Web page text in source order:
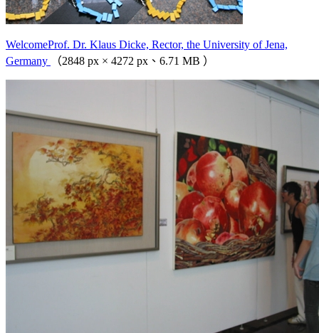
WelcomeProf. Dr. Klaus Dicke, Rector, the University of Jena,
Germany
（2848 px × 4272 px、6.71 MB ）